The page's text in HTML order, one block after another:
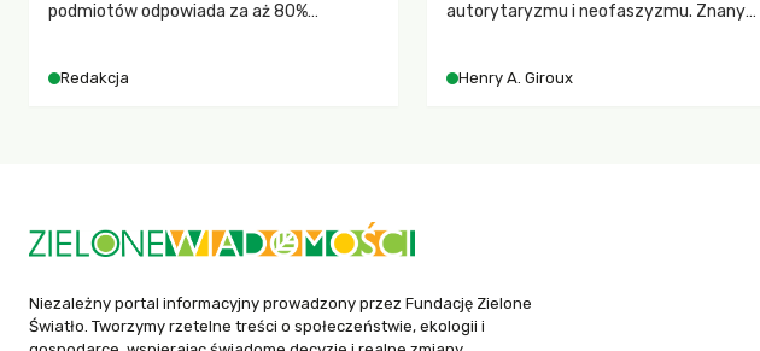
podmiotów odpowiada za aż 80%
Redakcja
autorytaryzmu i neofaszyzmu. Znany
społeczeństwo. Czy współczesne
Henry A. Giroux
Niezależny portal informacyjny prowadzony przez Fundację Zielone
Światło. Tworzymy rzetelne treści o społeczeństwie, ekologii i